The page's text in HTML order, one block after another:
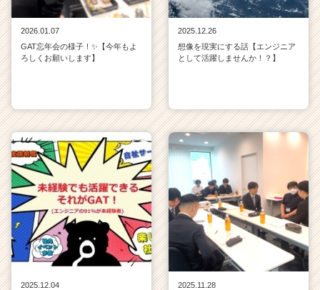
2026.01.07
GAT忘年会の様子！✨【今年もよ
ろしくお願いします】
2025.12.26
想像を現実にする話【エンジニア
として活躍しませんか！？】
2025.12.04
2025.11.28